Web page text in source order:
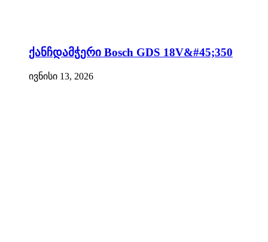
ქანჩდამჭერი Bosch GDS 18V&#45;350
ივნისი 13, 2026